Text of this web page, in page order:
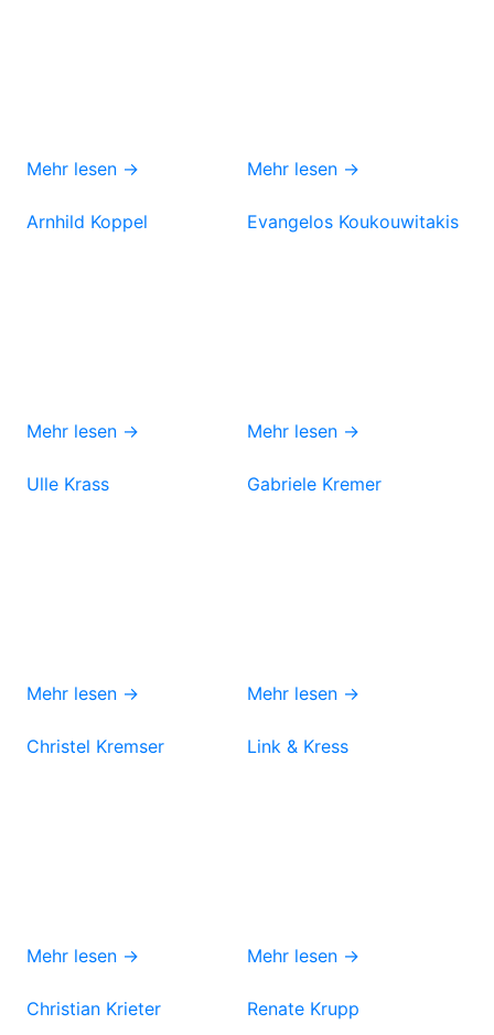
Mehr lesen → Mehr lesen →
Arnhild Koppel
Mehr lesen →
Evangelos Koukouwitakis
Mehr lesen →
Ulle Krass
Mehr lesen →
Gabriele Kremer
Mehr lesen →
Christel Kremser
Mehr lesen →
Link & Kress
Mehr lesen →
Christian Krieter Renate Krupp